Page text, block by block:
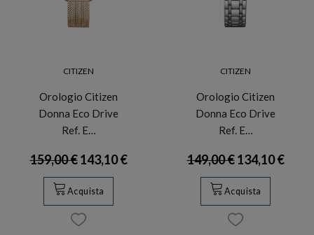
CITIZEN
Orologio Citizen
Donna Eco Drive
Ref. E…
159,00 €143,10 €
Acquista
CITIZEN
Orologio Citizen
Donna Eco Drive
Ref. E…
149,00 €134,10 €
Acquista